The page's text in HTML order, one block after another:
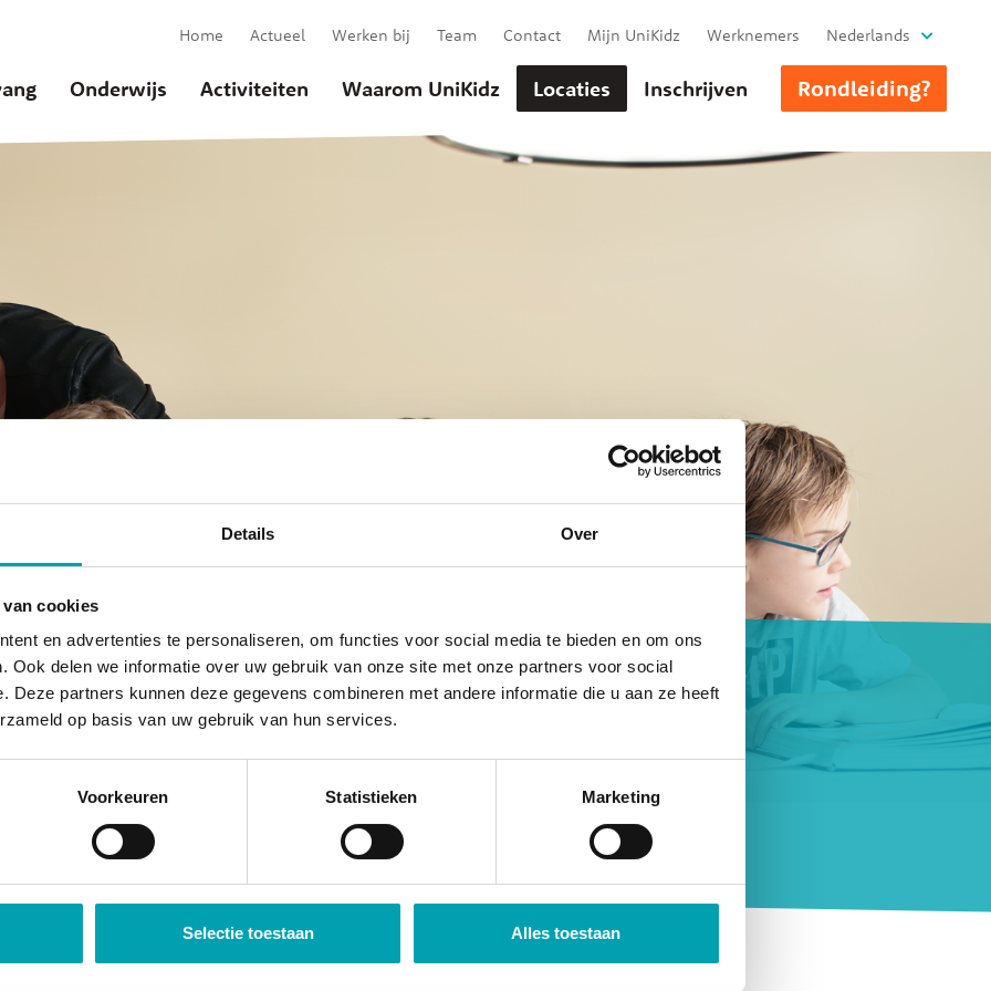
Details Over
cookies
en advertenties te personaliseren, om functies voor social media te bieden en om ons
Ook delen we informatie over uw gebruik van onze site met onze partners voor social
Deze partners kunnen deze gegevens combineren met andere informatie die u aan ze heeft
op basis van uw gebruik van hun services.
Voorkeuren Statistieken Marketing
Selectie toestaan Alles toestaan
Onderwijs Activiteiten Waarom UniKidz Locaties Inschrijven Rondleiding?
Home Actueel Werken bij Team Contact Mijn UniKidz Werknemers Nederlands
Ophalen scholen
Wij halen voor deze locatie onder andere kinderen op vanOpenbare basisschool